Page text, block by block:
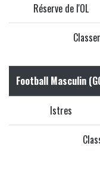
Réserve de l'OL
Football Masculin
Istres